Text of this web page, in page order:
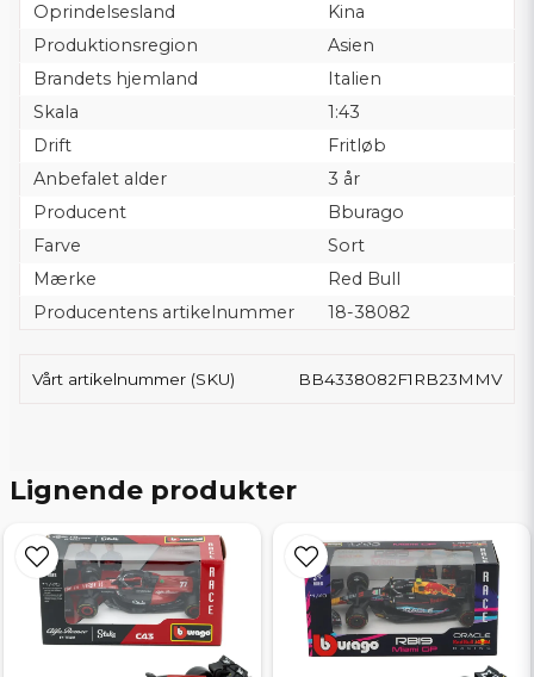
Oprindelsesland
Kina
Produktionsregion
Asien
Brandets hjemland
Italien
Skala
1:43
Drift
Fritløb
Anbefalet alder
3 år
Producent
Bburago
Farve
Sort
Mærke
Red Bull
Producentens artikelnummer
18-38082
Vårt artikelnummer (SKU) BB4338082F1RB23MMV
Lignende produkter